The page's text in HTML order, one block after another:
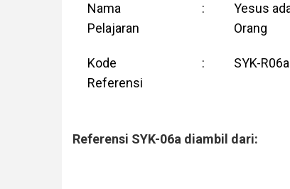
Nama
Pelajaran
:
Yesus
Orang
Kode
Referensi
: SYK-R06a
Referensi SYK-06a diambil dari: